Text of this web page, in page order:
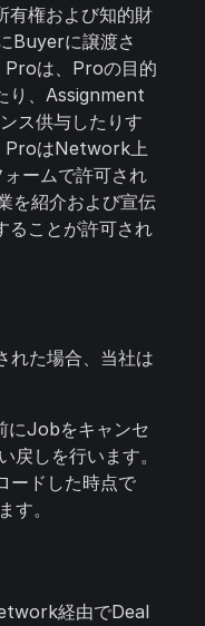
有権および知的財
Buyerに譲渡さ
Proは、Proの目的
り、Assignment
ス供与したりす
ProはNetwork上
ームで許可され
を紹介および宣伝
ることが許可され
れた場合、当社は
にJobをキャンセ
戻しを行います。
ードした時点で
す。
経由でDeal